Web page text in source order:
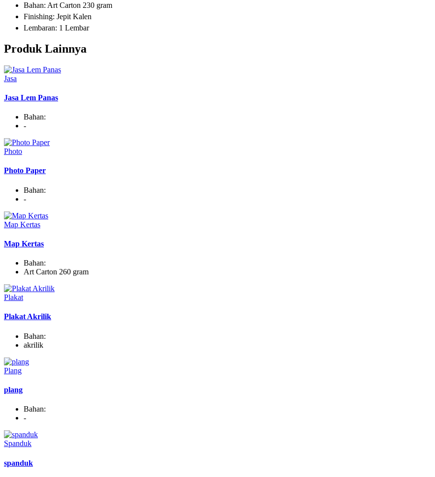
Bahan: Art Carton 230 gram
Finishing: Jepit Kalen
Lembaran: 1 Lembar
Produk Lainnya
Jasa
Jasa Lem Panas
Bahan:
-
Photo
Photo Paper
Bahan:
-
Map Kertas
Map Kertas
Bahan:
Art Carton 260 gram
Plakat
Plakat Akrilik
Bahan:
akrilik
Plang
plang
Bahan:
-
Spanduk
spanduk